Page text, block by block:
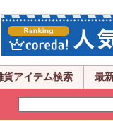
貨アイテム検索 最